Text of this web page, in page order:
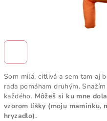
Som milá, citlivá a sem tam aj
rada pomáham druhým.
každého. Môžeš si ku mne
vzorom líšky (moju maminku,
hryzadlo).